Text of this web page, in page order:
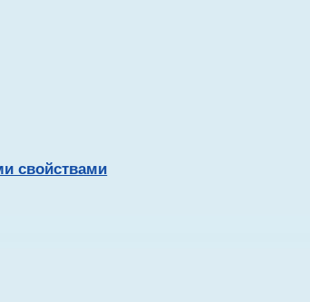
свойствами